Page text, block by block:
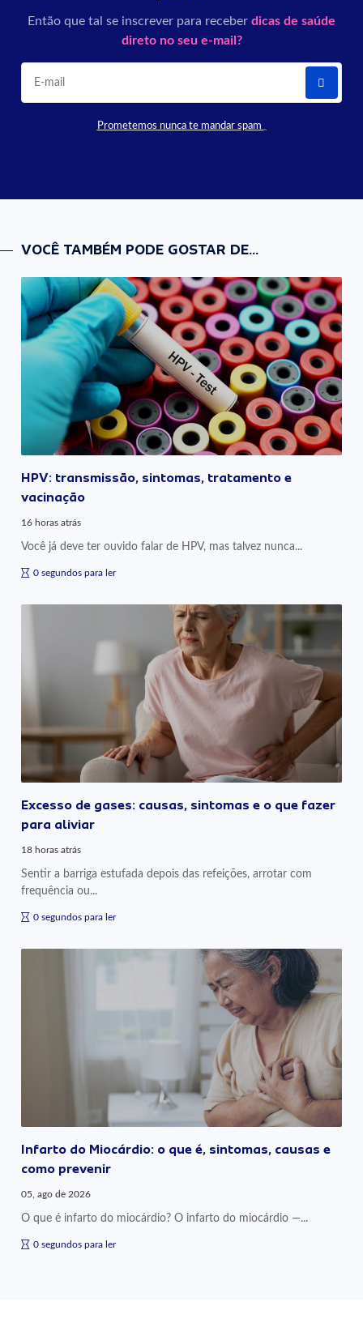
Então que tal se inscrever para receber dicas de saúde
direto no seu e-mail?
Prometemos nunca te mandar spam
VOCÊ TAMBÉM PODE GOSTAR DE...
HPV: transmissão, sintomas, tratamento e
vacinação
16 horas atrás
Você já deve ter ouvido falar de HPV, mas talvez nunca...
0 segundos para ler
Excesso de gases: causas, sintomas e o que fazer
para aliviar
18 horas atrás
Sentir a barriga estufada depois das refeições, arrotar com
frequência ou...
0 segundos para ler
Infarto do Miocárdio: o que é, sintomas, causas e
como prevenir
05, ago de 2026
O que é infarto do miocárdio? O infarto do miocárdio —...
0 segundos para ler